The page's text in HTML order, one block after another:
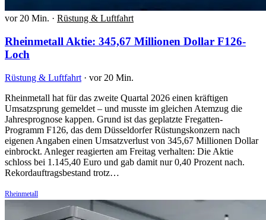
vor 20 Min. · Rüstung & Luftfahrt
Rheinmetall Aktie: 345,67 Millionen Dollar F126-
Loch
Rüstung & Luftfahrt · vor 20 Min.
Rheinmetall hat für das zweite Quartal 2026 einen kräftigen
Umsatzsprung gemeldet – und musste im gleichen Atemzug die
Jahresprognose kappen. Grund ist das geplatzte Fregatten-
Programm F126, das dem Düsseldorfer Rüstungskonzern nach
eigenen Angaben einen Umsatzverlust von 345,67 Millionen Dollar
einbrockt. Anleger reagierten am Freitag verhalten: Die Aktie
schloss bei 1.145,40 Euro und gab damit nur 0,40 Prozent nach.
Rekordauftragsbestand trotz…
Rheinmetall